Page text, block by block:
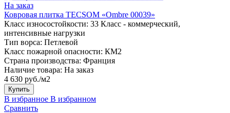
На заказ
Ковровая плитка TECSOM «Ombre 00039»
Класс износостойкости: 33 Класс - коммерческий,
интенсивные нагрузки
Тип ворса: Петлевой
Класс пожарной опасности: КМ2
Страна производства: Франция
Наличие товара: На заказ
4 630 руб./м2
Купить
В избранное В избранном
Сравнить